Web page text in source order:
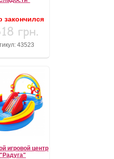
закончился
грн.
43523
игровой центр
"Радуга"